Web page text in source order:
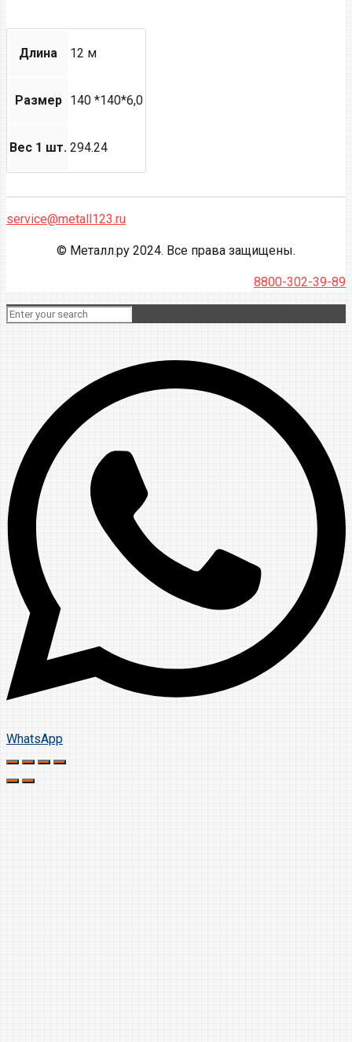
Длина 12 м
Размер 140 *140*6,0
Вес 1 шт. 294.24
service@metall123.ru
© Металл.ру 2024. Все права защищены.
8800-302-39-89
WhatsApp